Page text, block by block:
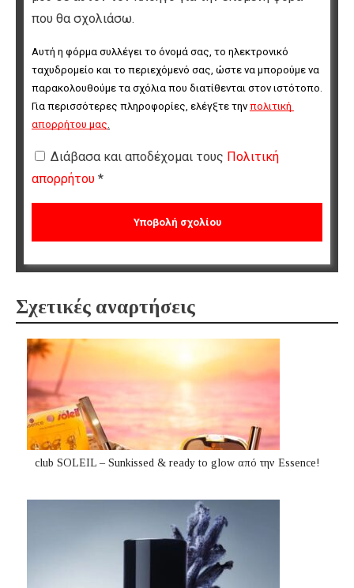
που θα σχολιάσω.
Αυτή η φόρμα συλλέγει το όνομά σας, το ηλεκτρονικό
ταχυδρομείο και το περιεχόμενό σας, ώστε να μπορούμε να
παρακολουθούμε τα σχόλια που διατίθενται στον ιστότοπο.
Για περισσότερες πληροφορίες, ελέγξτε την πολιτική
απορρήτου μας
Διάβασα και αποδέχομαι τους Πολιτική
απορρήτου *
Σχετικές αναρτήσεις
club SOLEIL – Sunkissed & ready to glow από την Essence!